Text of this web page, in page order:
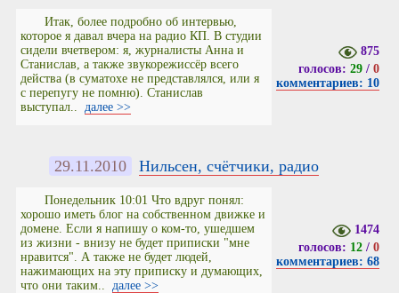
Итак, более подробно об интервью,
которое я давал вчера на радио КП. В студии
сидели вчетвером: я, журналисты Анна и
Станислав, а также звукорежиссёр всего
действа (в суматохе не представлялся, или я
с перепугу не помню). Станислав
выступал.. далее >>
875
голосов: 29/ 0
комментариев: 10
29.11.2010 Нильсен, счётчики, радио
Понедельник 10:01 Что вдруг понял:
хорошо иметь блог на собственном движке и
домене. Если я напишу о ком-то, ушедшем
из жизни - внизу не будет приписки "мне
нравится". А также не будет людей,
нажимающих на эту приписку и думающих,
что они таким.. далее >>
1474
голосов: 12/ 0
комментариев: 68